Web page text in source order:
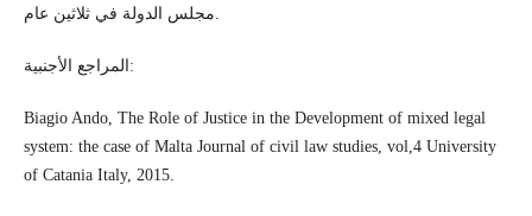
المراجع الأجنبية:
Biagio Ando, The Role of Justice in the Development of mixed legal
system: the case of Malta Journal of civil law studies, vol,4 University
of Catania Italy, 2015.